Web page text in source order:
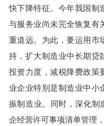
快下降特征。今年我国制
与服务业尚未完全恢复有
重道远。为此，要运用市
持，扩大制造业中长期贷
投资力度，减税降费政策
业企业特别是制造业中小
振制造业。同时，深化制
企经营许可事项清单管理